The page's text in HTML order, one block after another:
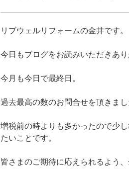
リブウェルリフォームの金井です。
今日もブログをお読みいただきあり
今月も今日で最終日。
過去最高の数のお問合せを頂きまし
増税前の時よりも多かったので少
たいことです。
皆さまのご期待に応えられるよう